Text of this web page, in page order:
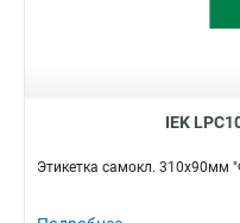
IEK
Этикетка самокл. 310х90мм